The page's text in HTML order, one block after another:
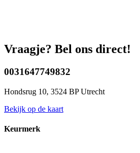
Vraagje? Bel ons direct!
0031647749832
Hondsrug 10, 3524 BP Utrecht
Bekijk op de kaart
Keurmerk